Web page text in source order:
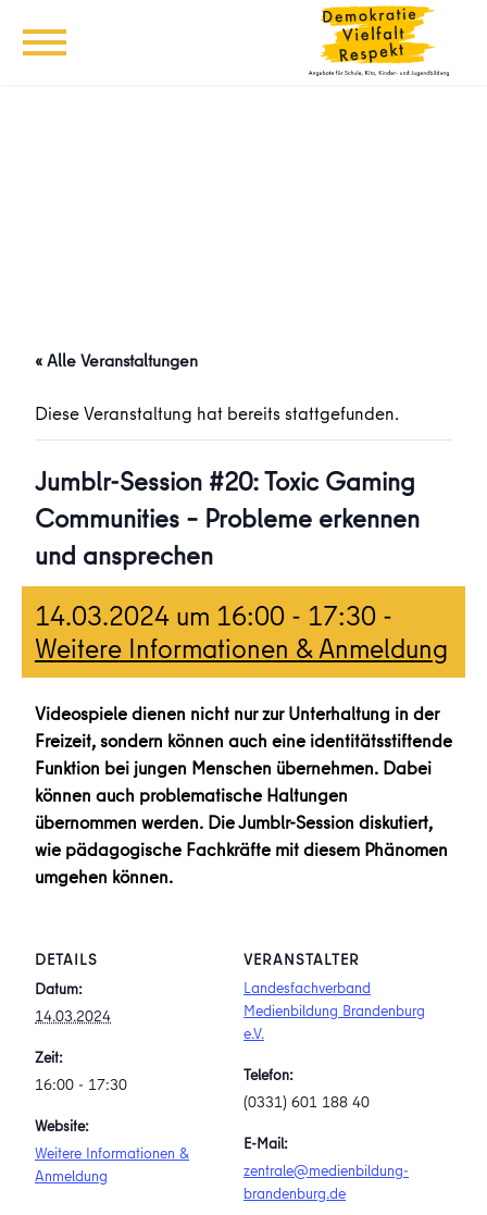
« Alle Veranstaltungen
Diese Veranstaltung hat bereits stattgefunden.
Jumblr-Session #20: Toxic Gaming
Communities – Probleme erkennen
und ansprechen
14.03.2024 um 16:00 - 17:30 -
Weitere Informationen & Anmeldung
Videospiele dienen nicht nur zur Unterhaltung in der
Freizeit, sondern können auch eine identitätsstiftende
Funktion bei jungen Menschen übernehmen. Dabei
können auch problematische Haltungen
übernommen werden. Die Jumblr-Session diskutiert,
wie pädagogische Fachkräfte mit diesem Phänomen
umgehen können.
DETAILS
Datum:
14.03.2024
Zeit:
16:00 - 17:30
Website:
Weitere Informationen &
Anmeldung
VERANSTALTER
Landesfachverband
Medienbildung Brandenburg
e.V.
Telefon:
(0331) 601 188 40
E-Mail:
zentrale@medienbildung-
brandenburg.de